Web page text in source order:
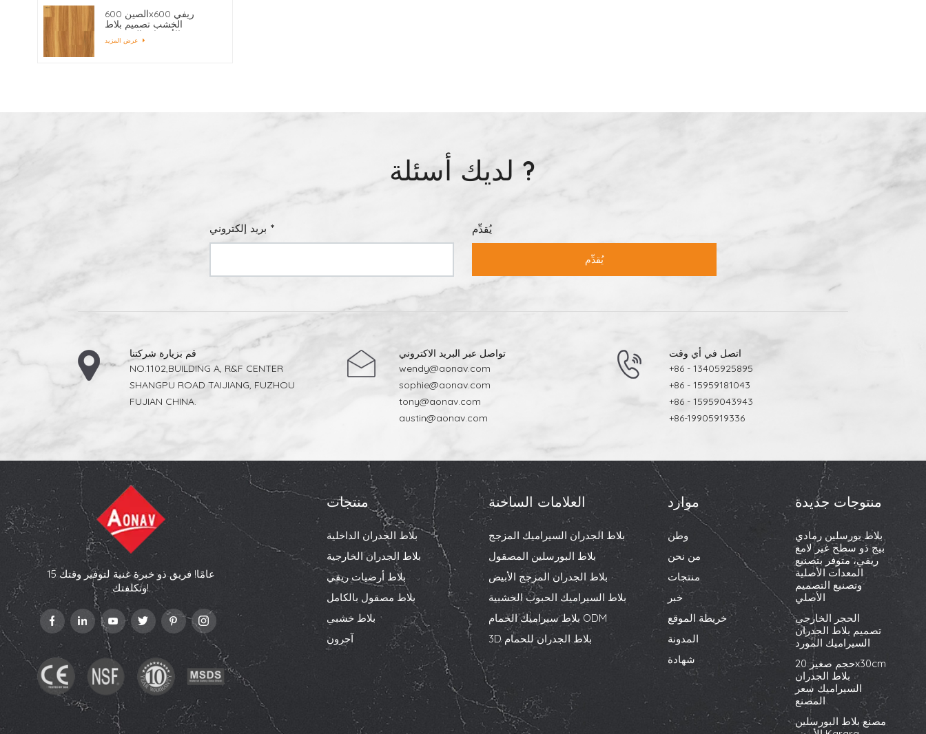
الصين 600x600 ريفي
الخشب تصميم بلاط
الأرضيات المصنعين
لديك أسئلة ?
بريد إلكتروني * يُقدِّم
يُقدِّم
قم بزيارة شركتنا
NO.1102,BUILDING A, R&F CENTER
SHANGPU ROAD TAIJIANG, FUZHOU
FUJIAN CHINA.
تواصل عبر البريد الاكتروني
wendy@aonav.com
sophie@aonav.com
tony@aonav.com
austin@aonav.com
اتصل في أي وقت
+86 - 13405925895
+86 - 15959181043
+86 - 15959043943
+86-19905919336
15 عامًا! فريق ذو خبرة غنية لتوفير وقتك
وتكلفتك!
منتجات
بلاط الجدران الداخلية
بلاط الجدران الخارجية
بلاط أرضيات ريفي
بلاط مصقول بالكامل
بلاط خشبي
آحرون
العلامات الساخنة
بلاط الجدران السيراميك المزجج
بلاط البورسلين المصقول
بلاط الجدران المزجج الأبيض
بلاط السيراميك الحبوب الخشبية
بلاط سيراميك الحمام ODM
3D بلاط الجدران للحمام
موارد
وطن
من نحن
منتجات
خبر
خريطة الموقع
المدونة
شهادة
منتوجات جديدة
بلاط بورسلين رمادي
بيج ذو سطح غير لامع
ريفي، متوفر بتصنيع
المعدات الأصلية
وتصنيع التصميم
الأصلي
الحجر الخارجي
تصميم بلاط الجدران
السيراميك المورد
حجم صغير 20x30cm
بلاط الجدران
السيراميك سعر
المصنع
مصنع بلاط البورسلين